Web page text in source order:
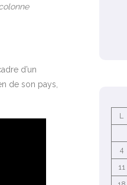
d’un
de son pays,
L
4
11